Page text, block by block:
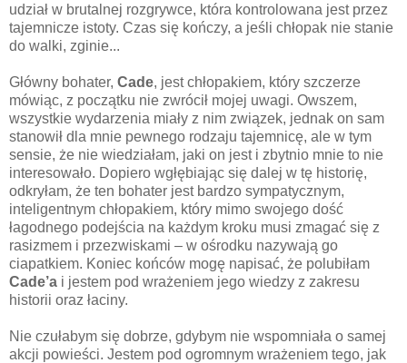
udział w brutalnej rozgrywce, która kontrolowana jest przez
tajemnicze istoty. Czas się kończy, a jeśli chłopak nie stanie
do walki, zginie...
Główny bohater, Cade, jest chłopakiem, który szczerze
mówiąc, z początku nie zwrócił mojej uwagi. Owszem,
wszystkie wydarzenia miały z nim związek, jednak on sam
stanowił dla mnie pewnego rodzaju tajemnicę, ale w tym
sensie, że nie wiedziałam, jaki on jest i zbytnio mnie to nie
interesowało. Dopiero wgłębiając się dalej w tę historię,
odkryłam, że ten bohater jest bardzo sympatycznym,
inteligentnym chłopakiem, który mimo swojego dość
łagodnego podejścia na każdym kroku musi zmagać się z
rasizmem i przezwiskami – w ośrodku nazywają go
ciapatkiem. Koniec końców mogę napisać, że polubiłam
Cade’a i jestem pod wrażeniem jego wiedzy z zakresu
historii oraz łaciny.
Nie czułabym się dobrze, gdybym nie wspomniała o samej
akcji powieści. Jestem pod ogromnym wrażeniem tego, jak